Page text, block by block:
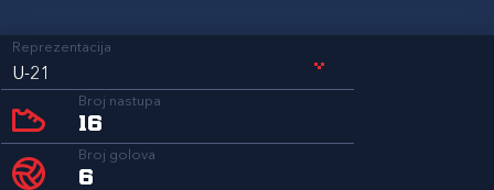
Reprezentacija
U-21
Broj nastupa
16
Broj golova
6